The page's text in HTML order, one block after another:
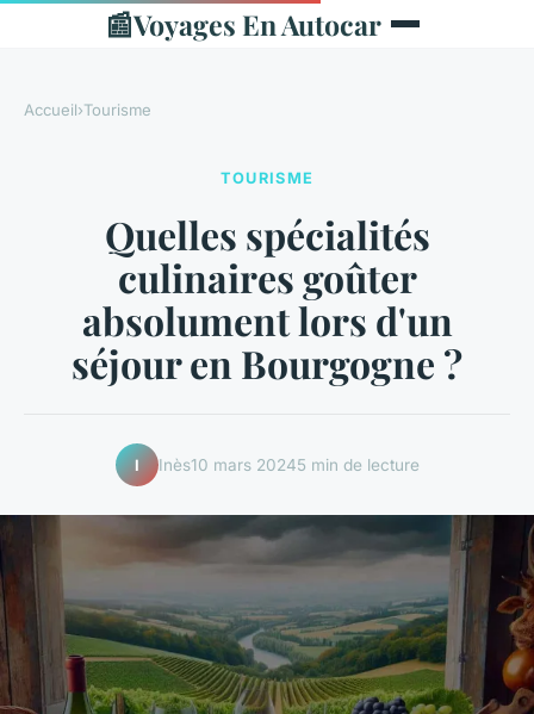
📰Voyages En Autocar
Accueil›Tourisme
TOURISME
Quelles spécialités
culinaires goûter
absolument lors d'un
séjour en Bourgogne ?
I Inès10 mars 20245 min de lecture